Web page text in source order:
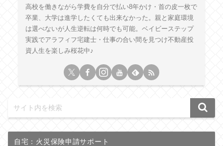
高校を働きながら学費を自分で払い8年かけ・首の皮一枚で
卒業、大学は進学したくても出来なかった。親と家庭環境
は選べないが人生逆転は何時でも可能。ベイビーステップ
実践でアラフィフ宅建士・仕事の合い間を見つけ不動産投
資人生を楽しみ桜花中♪
自宅：火災保険申請サポート